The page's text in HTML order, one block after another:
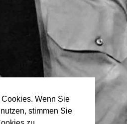
Wenn Sie
stimmen Sie